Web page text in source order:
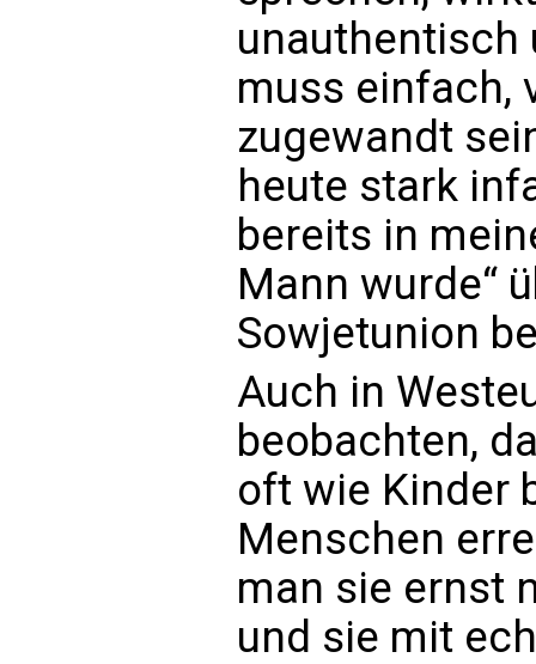
unauthentisch
muss einfach,
zugewandt
heute stark
bereits in
Mann wurde“
Sowjetunion
Auch in
beobachten,
oft wie Kinder
Menschen
man sie ernst
und sie mit